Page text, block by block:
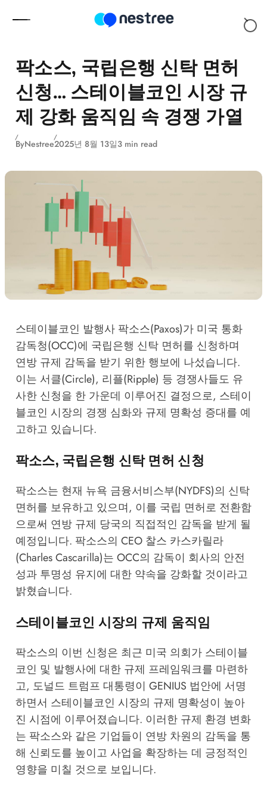
팍소스, 국립은행 신탁 면허
신청… 스테이블코인 시장 규
제 강화 움직임 속 경쟁 가열
ByNestree2025년 8월 13일3 min read
스테이블코인 발행사 팍소스(Paxos)가 미국 통화
감독청(OCC)에 국립은행 신탁 면허를 신청하며
연방 규제 감독을 받기 위한 행보에 나섰습니다.
이는 서클(Circle), 리플(Ripple) 등 경쟁사들도 유
사한 신청을 한 가운데 이루어진 결정으로, 스테이
블코인 시장의 경쟁 심화와 규제 명확성 증대를 예
고하고 있습니다.
팍소스, 국립은행 신탁 면허 신청
팍소스는 현재 뉴욕 금융서비스부(NYDFS)의 신탁
면허를 보유하고 있으며, 이를 국립 면허로 전환함
으로써 연방 규제 당국의 직접적인 감독을 받게 될
예정입니다. 팍소스의 CEO 찰스 카스카릴라
(Charles Cascarilla)는 OCC의 감독이 회사의 안전
성과 투명성 유지에 대한 약속을 강화할 것이라고
밝혔습니다.
스테이블코인 시장의 규제 움직임
팍소스의 이번 신청은 최근 미국 의회가 스테이블
코인 및 발행사에 대한 규제 프레임워크를 마련하
고, 도널드 트럼프 대통령이 GENIUS 법안에 서명
하면서 스테이블코인 시장의 규제 명확성이 높아
진 시점에 이루어졌습니다. 이러한 규제 환경 변화
는 팍소스와 같은 기업들이 연방 차원의 감독을 통
해 신뢰도를 높이고 사업을 확장하는 데 긍정적인
영향을 미칠 것으로 보입니다.